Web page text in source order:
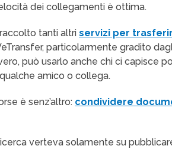
dei collegamenti è ottima.
tanti altriservizi per
particolarmente gradito
può usarlo anche chi ci capisce
amico o collega.
è senz’altro: condividere
verteva solamente su